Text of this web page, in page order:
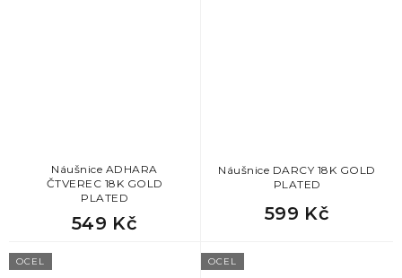
Náušnice ADHARA
ČTVEREC 18K GOLD
PLATED
549 Kč
Náušnice DARCY 18K GOLD
PLATED
599 Kč
OCEL OCEL